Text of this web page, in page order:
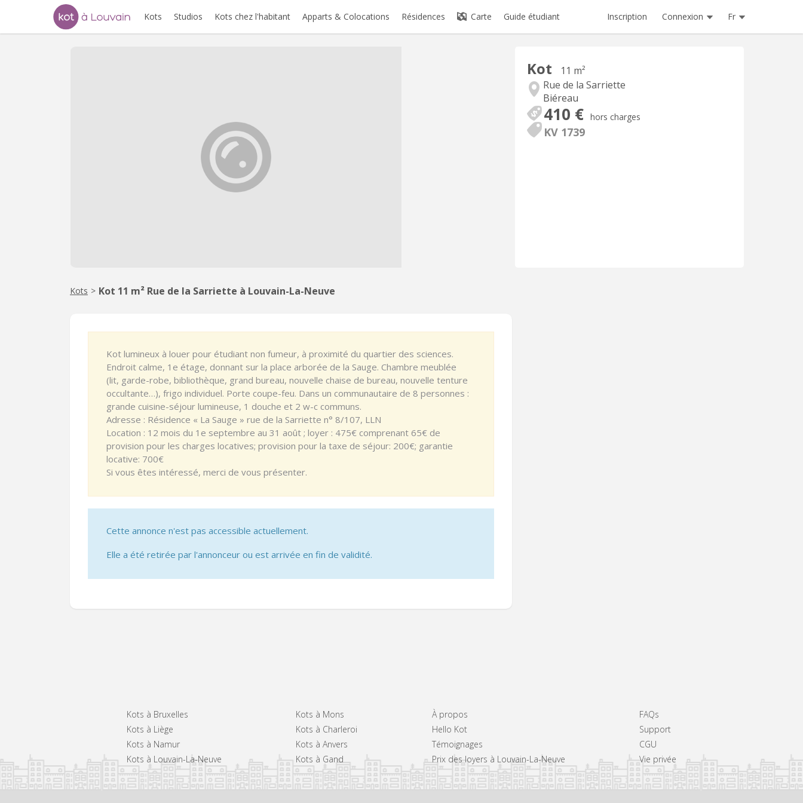
Kots Studios Kots chez l'habitant Apparts & Colocations Résidences Carte Guide étudiant Inscription Connexion Fr
Kot
11 m²
Rue de la Sarriette
Biéreau
410 € hors charges
KV 1739
Kots > Kot 11 m² Rue de la Sarriette à Louvain-La-Neuve
Kot lumineux à louer pour étudiant non fumeur, à proximité du quartier des sciences.
Endroit calme, 1e étage, donnant sur la place arborée de la Sauge. Chambre meublée
(lit, garde-robe, bibliothèque, grand bureau, nouvelle chaise de bureau, nouvelle tenture
occultante…), frigo individuel. Porte coupe-feu. Dans un communautaire de 8 personnes :
grande cuisine-séjour lumineuse, 1 douche et 2 w-c communs.
Adresse : Résidence « La Sauge » rue de la Sarriette n° 8/107, LLN
Location : 12 mois du 1e septembre au 31 août ; loyer : 475€ comprenant 65€ de
provision pour les charges locatives; provision pour la taxe de séjour: 200€; garantie
locative: 700€
Si vous êtes intéressé, merci de vous présenter.
Cette annonce n'est pas accessible actuellement.
Elle a été retirée par l'annonceur ou est arrivée en fin de validité.
Kots à Bruxelles
Kots à Liège
Kots à Namur
Kots à Louvain-La-Neuve
Kots à Mons
Kots à Charleroi
Kots à Anvers
Kots à Gand
À propos
Hello Kot
Témoignages
Prix des loyers à Louvain-La-Neuve
FAQs
Support
CGU
Vie privée